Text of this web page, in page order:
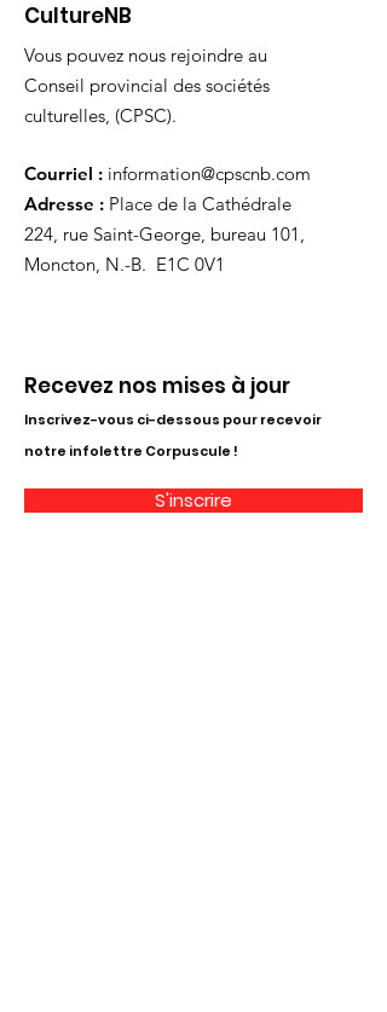
CultureNB
Vous pouvez nous rejoindre au
Conseil provincial des sociétés
culturelles, (CPSC).
Courriel : information@cpscnb.com
Adresse : Place de la Cathédrale
224, rue Saint-George, bureau 101,
Moncton, N.-B. E1C 0V1
Recevez nos mises à jour
Inscrivez-vous ci-dessous pour recevoir
notre infolettre Corpuscule !
S'inscrire